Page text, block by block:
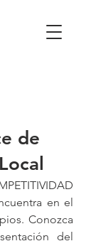
de
en el
Conozca
del